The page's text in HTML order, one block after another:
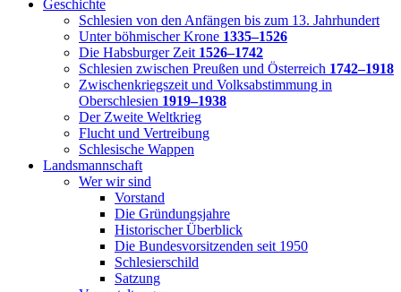
Geschichte
Schlesien von den Anfängen bis zum 13. Jahrhundert
Unter böhmischer Krone 1335–1526
Die Habsburger Zeit 1526–1742
Schlesien zwischen Preußen und Österreich 1742–1918
Zwischenkriegszeit und Volksabstimmung in
Oberschlesien 1919–1938
Der Zweite Weltkrieg
Flucht und Vertreibung
Schlesische Wappen
Landsmannschaft
Wer wir sind
Vorstand
Die Gründungsjahre
Historischer Überblick
Die Bundesvorsitzenden seit 1950
Schlesierschild
Satzung